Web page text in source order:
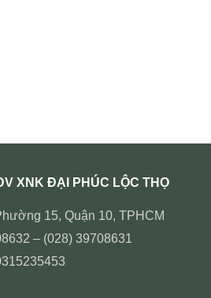
XNK ĐẠI PHÚC LỘC THỌ
15, Quận 10, TPHCM
– (028) 39708631